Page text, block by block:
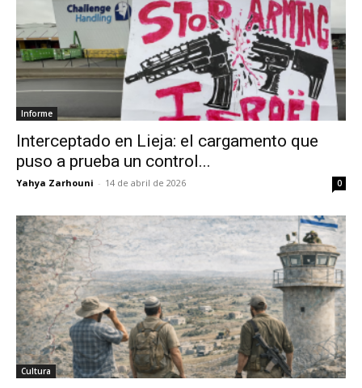
Informe
Interceptado en Lieja: el cargamento que
puso a prueba un control...
Yahya Zarhouni - 14 de abril de 2026 0
Cultura